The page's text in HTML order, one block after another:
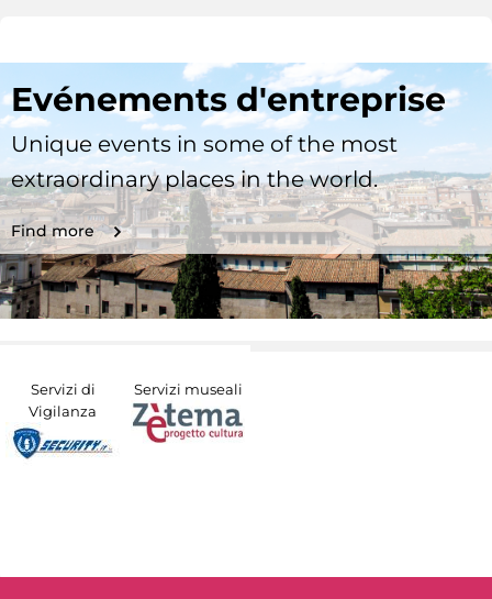
Evénements d'entreprise
Unique events in some of the most
extraordinary places in the world.
Find more
Servizi di
Vigilanza
Servizi museali